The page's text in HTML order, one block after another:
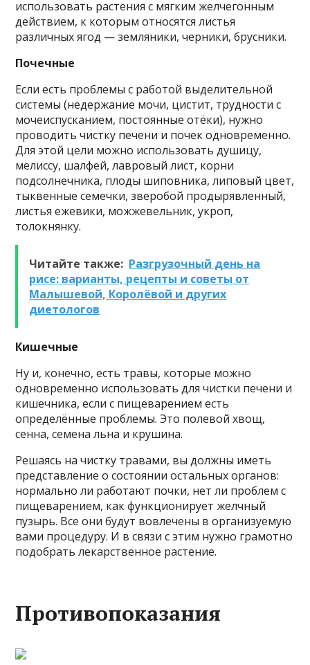
использовать растения с мягким желчегонным
действием, к которым относятся листья
различных ягод — земляники, черники, брусники.
Почечные
Если есть проблемы с работой выделительной
системы (недержание мочи, цистит, трудности с
мочеиспусканием, постоянные отёки), нужно
проводить чистку печени и почек одновременно.
Для этой цели можно использовать душицу,
мелиссу, шалфей, лавровый лист, корни
подсолнечника, плоды шиповника, липовый цвет,
тыквенные семечки, зверобой продырявленный,
листья ежевики, можжевельник, укроп,
толокнянку.
Читайте также: Разгрузочный день на
рисе: варианты, рецепты и советы от
Малышевой, Королёвой и других
диетологов
Кишечные
Ну и, конечно, есть травы, которые можно
одновременно использовать для чистки печени и
кишечника, если с пищеварением есть
определённые проблемы. Это полевой хвощ,
сенна, семена льна и крушина.
Решаясь на чистку травами, вы должны иметь
представление о состоянии остальных органов:
нормально ли работают почки, нет ли проблем с
пищеварением, как функционирует желчный
пузырь. Все они будут вовлечены в организуемую
вами процедуру. И в связи с этим нужно грамотно
подобрать лекарственное растение.
Противопоказания